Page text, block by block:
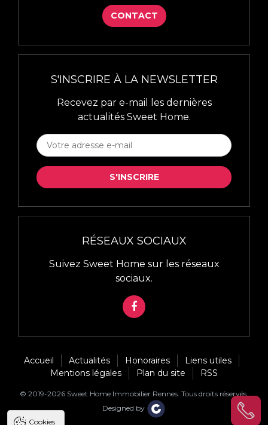
CONTACT
S'INSCRIRE À LA NEWSLETTER
Recevez par e-mail les dernières
actualités Sweet Home.
À
LA
NEWSLETTER
S'INSCRIRE
RÉSEAUX SOCIAUX
Suivez Sweet Home sur les réseaux
sociaux.
FACEBOOK
Accueil Actualités Honoraires
Liens utiles
Mentions légales
Plan du site RSS
© 2019-2026 Sweet Home Immobilier Rennes. Tous droits réservés.
Designed by
Cookies